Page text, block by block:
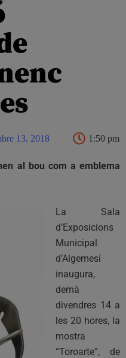
13, 2018 1:50 pm
al bou com a emblema
La Sala
d’Exposicions
Municipal
d’Algemesí
inaugura,
demà
divendres 14 a
les 20 hores, la
mostra
“Toroarte”, de